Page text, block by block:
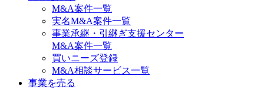
M&A案件一覧
実名M&A案件一覧
事業承継・引継ぎ支援センター
M&A案件一覧
買いニーズ登録
M&A相談サービス一覧
事業を売る